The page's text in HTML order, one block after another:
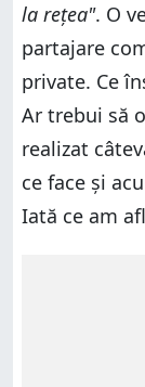
la rețea". O
partajare
private. Ce
Ar trebui să
realizat
ce face și
Iată ce am